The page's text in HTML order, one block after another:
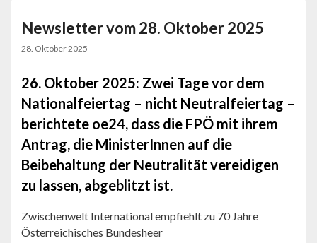
Newsletter vom 28. Oktober 2025
28. Oktober 2025
26. Oktober 2025: Zwei Tage vor dem
Nationalfeiertag – nicht Neutralfeiertag –
berichtete oe24, dass die FPÖ mit ihrem
Antrag, die MinisterInnen auf die
Beibehaltung der Neutralität vereidigen
zu lassen, abgeblitzt ist.
Zwischenwelt International empfiehlt zu 70 Jahre
Österreichisches Bundesheer